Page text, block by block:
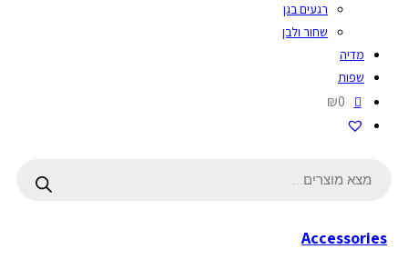
רגעים בגן
שחור ולבן
מדיה
שפות
₪0
search
Accessories